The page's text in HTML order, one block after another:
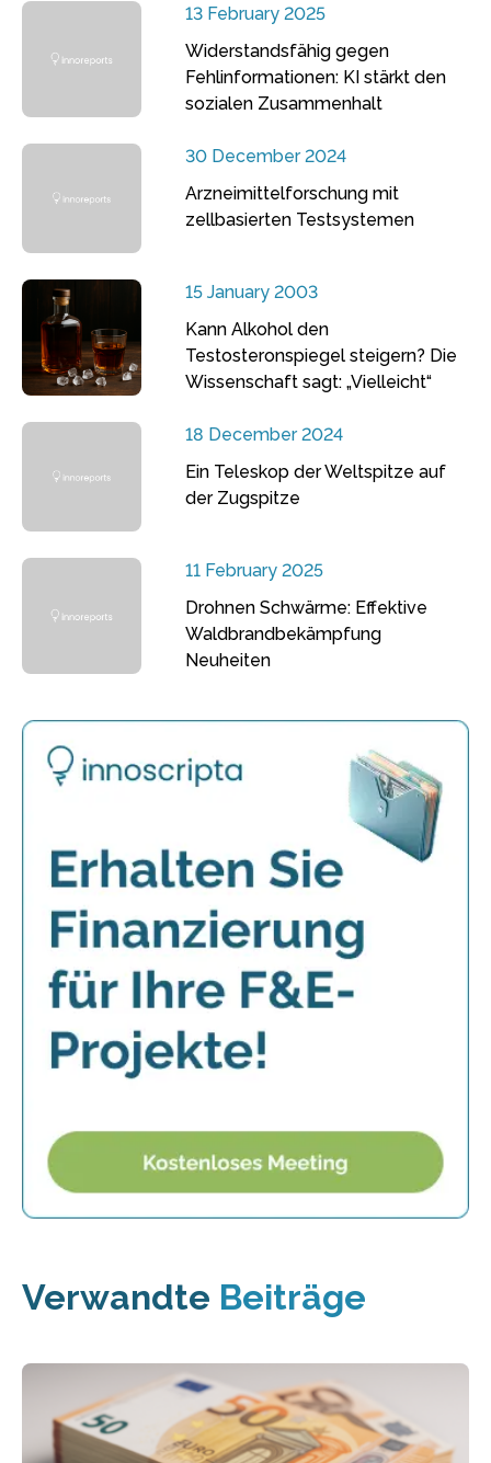
13 February 2025
Widerstandsfähig gegen
Fehlinformationen: KI stärkt den
sozialen Zusammenhalt
30 December 2024
Arzneimittelforschung mit
zellbasierten Testsystemen
15 January 2003
Kann Alkohol den
Testosteronspiegel steigern? Die
Wissenschaft sagt: „Vielleicht“
18 December 2024
Ein Teleskop der Weltspitze auf
der Zugspitze
11 February 2025
Drohnen Schwärme: Effektive
Waldbrandbekämpfung
Neuheiten
Verwandte Beiträge